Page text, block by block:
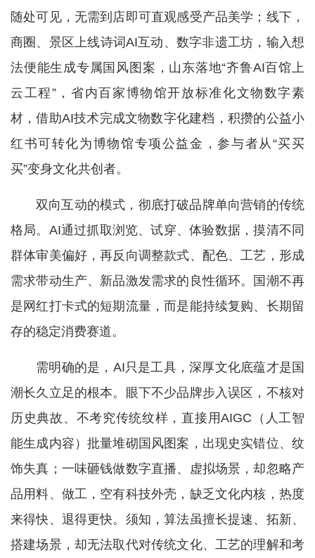
随处可见，无需到店即可直观感受产品美学；线下，
商圈、景区上线诗词AI互动、数字非遗工坊，输入想
法便能生成专属国风图案，山东落地“齐鲁AI百馆上
云工程”，省内百家博物馆开放标准化文物数字素
材，借助AI技术完成文物数字化建档，积攒的公益小
红书可转化为博物馆专项公益金，参与者从“买买
买”变身文化共创者。
双向互动的模式，彻底打破品牌单向营销的传统
格局。AI通过抓取浏览、试穿、体验数据，摸清不同
群体审美偏好，再反向调整款式、配色、工艺，形成
需求带动生产、新品激发需求的良性循环。国潮不再
是网红打卡式的短期流量，而是能持续复购、长期留
存的稳定消费赛道。
需明确的是，AI只是工具，深厚文化底蕴才是国
潮长久立足的根本。眼下不少品牌步入误区，不核对
历史典故、不考究传统纹样，直接用AIGC（人工智
能生成内容）批量堆砌国风图案，出现史实错位、纹
饰失真；一味砸钱做数字直播、虚拟场景，却忽略产
品用料、做工，空有科技外壳，缺乏文化内核，热度
来得快、退得更快。须知，算法虽擅长提速、拓新、
搭建场景，却无法取代对传统文化、工艺的理解和考